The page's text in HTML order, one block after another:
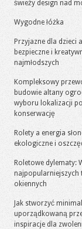
świeży design nad
Wygodne łóżka
Przyjazne dla dzieci
bezpieczne i
najmłodszych
Kompleksowy
budowie altany
wyboru lokalizacji
konserwację
Rolety a energia
ekologiczne i
Roletowe dylematy:
najpopularniejszych
okiennych
Jak stworzyć
uporządkowaną
inspiracje dla